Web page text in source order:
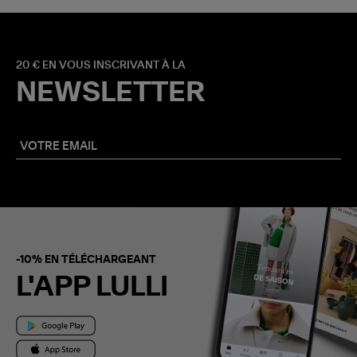
20 € EN VOUS INSCRIVANT À LA
NEWSLETTER
-10% EN TÉLÉCHARGEANT
L'APP LULLI